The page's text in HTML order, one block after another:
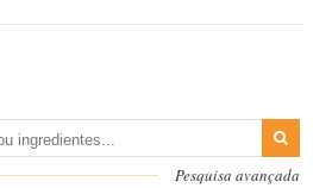
Pesquisa avançada